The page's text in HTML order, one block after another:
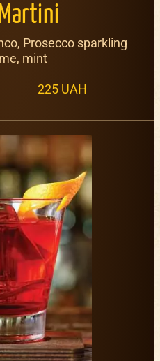
Prosecco sparkling
mint
225 UAH